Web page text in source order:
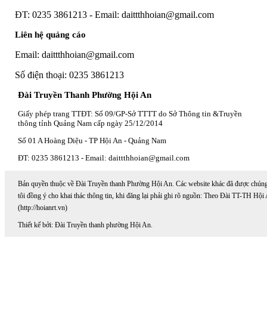
ĐT: 0235 3861213 - Email: daittthhoian@gmail.com
Liên hệ quảng cáo
Email: daittthhoian@gmail.com
Số điện thoại: 0235 3861213
Đài Truyền Thanh Phường Hội An
Giấy phép trang TTĐT: Số 09/GP-Sở TTTT do Sở Thông tin &Truyền
thông tỉnh Quảng Nam cấp ngày 25/12/2014
Số 01 A Hoàng Diệu - TP Hội An - Quảng Nam
ĐT: 0235 3861213 - Email: daittthhoian@gmail.com
Bản quyền thuộc về Đài Truyền thanh Phường Hội An. Các website khác đã được
tôi đồng ý cho khai thác thông tin, khi đăng lại phải ghi rõ nguồn: Theo Đài TT-TH Hội
(http://hoianrt.vn)
Thiết kế bởi: Đài Truyền thanh phường Hội An.